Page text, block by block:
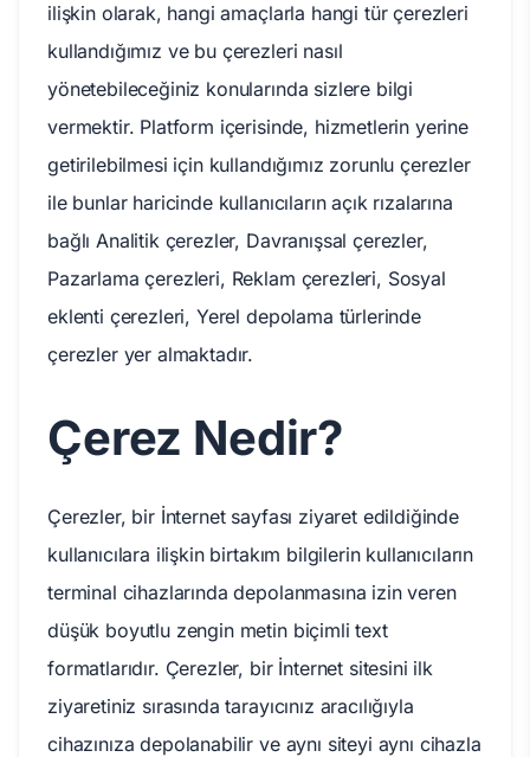
ilişkin olarak, hangi amaçlarla hangi tür çerezleri
kullandığımız ve bu çerezleri nasıl
yönetebileceğiniz konularında sizlere bilgi
vermektir. Platform içerisinde, hizmetlerin yerine
getirilebilmesi için kullandığımız zorunlu çerezler
ile bunlar haricinde kullanıcıların açık rızalarına
bağlı Analitik çerezler, Davranışsal çerezler,
Pazarlama çerezleri, Reklam çerezleri, Sosyal
eklenti çerezleri, Yerel depolama türlerinde
çerezler yer almaktadır.
Çerez Nedir?
Çerezler, bir İnternet sayfası ziyaret edildiğinde
kullanıcılara ilişkin birtakım bilgilerin kullanıcıların
terminal cihazlarında depolanmasına izin veren
düşük boyutlu zengin metin biçimli text
formatlarıdır. Çerezler, bir İnternet sitesini ilk
ziyaretiniz sırasında tarayıcınız aracılığıyla
cihazınıza depolanabilir ve aynı siteyi aynı cihazla